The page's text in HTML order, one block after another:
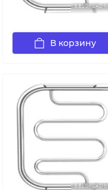
В корзину